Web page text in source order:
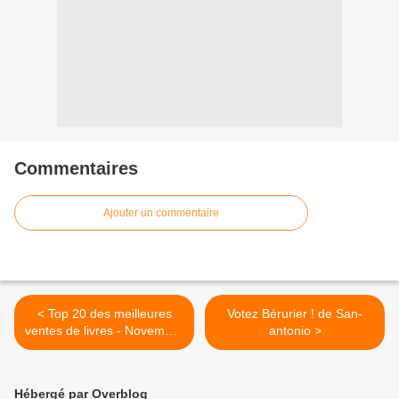
Commentaires
Ajouter un commentaire
< Top 20 des meilleures
ventes de livres - Novembre
2017
Votez Bérurier ! de San-
antonio >
Hébergé par Overblog